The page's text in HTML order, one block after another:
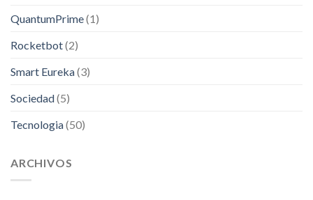
QuantumPrime(1)
Rocketbot(2)
Smart Eureka(3)
Sociedad(5)
Tecnologia(50)
ARCHIVOS